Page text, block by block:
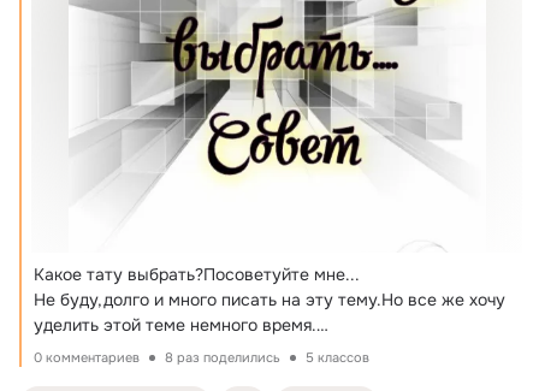
Какое тату выбрать?Посоветуйте мне...
Не буду,долго и много писать на эту тему.Но все же хочу
уделить этой теме немного время.
Человек,который пришел ко мне спрашивает что вы мне
0 комментариев 8 раз поделились 5 классов